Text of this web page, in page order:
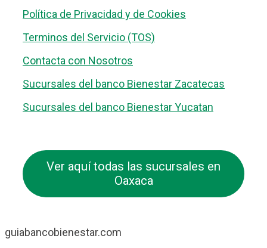
Política de Privacidad y de Cookies
Terminos del Servicio (TOS)
Contacta con Nosotros
Sucursales del banco Bienestar Zacatecas
Sucursales del banco Bienestar Yucatan
Ver aquí todas las sucursales en
Oaxaca
guiabancobienestar.com